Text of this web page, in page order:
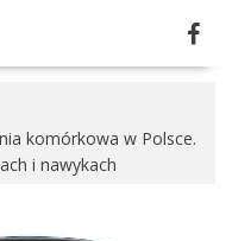
komórkowa w Polsce.
i nawykach